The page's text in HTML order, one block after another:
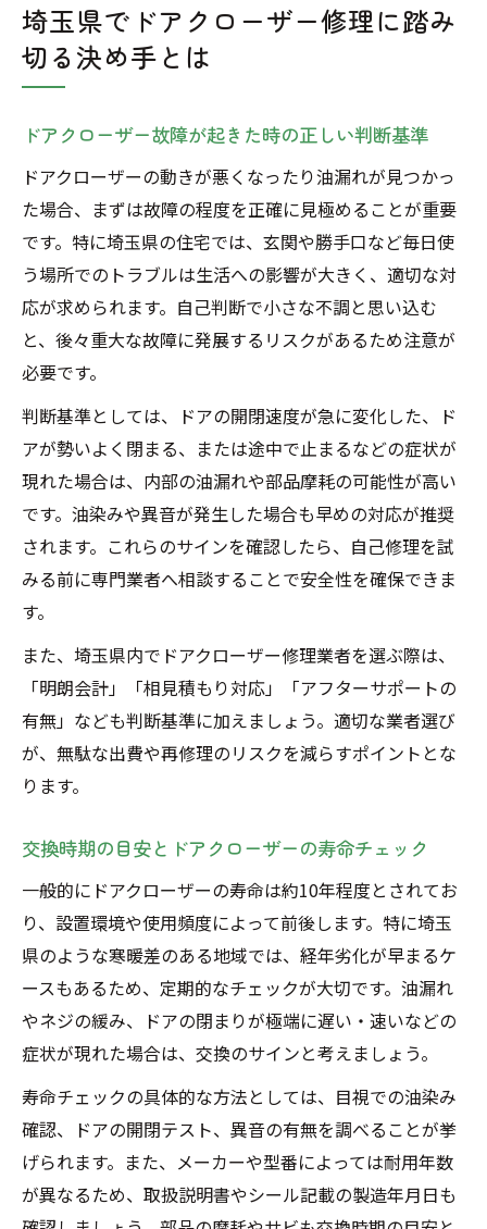
集
ドアクローザー修理か交換か迷った時の選
ドアクローザー不調を放置するリスクとそ
安心コスパ重視ならドアクローザー修理の依頼
が最適
ドアクローザー修理依頼が安心につながる
理由
修理業者選びで重視すべきコスパのポイン
ドアクローザー修理依頼の費用とコスト比
較
専門業者によるドアクローザー修理の安心
感
コスパ重視で失敗しない業者の見分け方
ドアクローザーの交換や修理前に知っておきた
ドアクローザー交換前に必要な基礎知識を
解説
交換・修理時に知っておきたいドアクロー
ザーの種類
DIYと業者依頼のドアクローザー交換の違い
ドアクローザー修理でよくあるトラブル事
例
相見積もりで見抜くドアクローザー修理の信頼
ポイント
ドアクローザー修理相見積もりで確認すべ
き要素
見積書で分かるドアクローザー修理の信頼
度
追加費用ゼロを見抜くドアクローザー業者
選び
埼玉県でドアクローザー修理に踏み
切る決め手とは
ドアクローザー故障が起きた時の正しい判断基準
ドアクローザーの動きが悪くなったり油漏れが見つかっ
た場合、まずは故障の程度を正確に見極めることが重要
です。特に埼玉県の住宅では、玄関や勝手口など毎日使
う場所でのトラブルは生活への影響が大きく、適切な対
応が求められます。自己判断で小さな不調と思い込む
と、後々重大な故障に発展するリスクがあるため注意が
必要です。
判断基準としては、ドアの開閉速度が急に変化した、ド
アが勢いよく閉まる、または途中で止まるなどの症状が
現れた場合は、内部の油漏れや部品摩耗の可能性が高い
です。油染みや異音が発生した場合も早めの対応が推奨
されます。これらのサインを確認したら、自己修理を試
みる前に専門業者へ相談することで安全性を確保できま
す。
また、埼玉県内でドアクローザー修理業者を選ぶ際は、
「明朗会計」「相見積もり対応」「アフターサポートの
有無」なども判断基準に加えましょう。適切な業者選び
が、無駄な出費や再修理のリスクを減らすポイントとな
ります。
交換時期の目安とドアクローザーの寿命チェック
一般的にドアクローザーの寿命は約10年程度とされてお
り、設置環境や使用頻度によって前後します。特に埼玉
県のような寒暖差のある地域では、経年劣化が早まるケ
ースもあるため、定期的なチェックが大切です。油漏れ
やネジの緩み、ドアの閉まりが極端に遅い・速いなどの
症状が現れた場合は、交換のサインと考えましょう。
寿命チェックの具体的な方法としては、目視での油染み
確認、ドアの開閉テスト、異音の有無を調べることが挙
げられます。また、メーカーや型番によっては耐用年数
が異なるため、取扱説明書やシール記載の製造年月日も